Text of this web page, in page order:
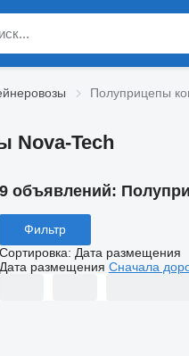
Полуприцепы
Nova-Tech
9 объявлений:
Фильтр
Сортировка: Дата размещения
Дата размещения Сначала